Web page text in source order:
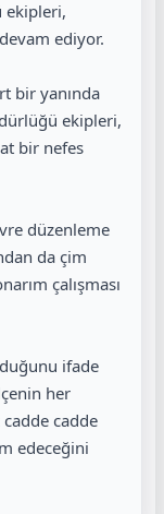
ekipleri,
ediyor.
bir yanında
ekipleri,
bir nefes
düzenleme
da çim
çalışması
ifade
her
cadde
edeceğini